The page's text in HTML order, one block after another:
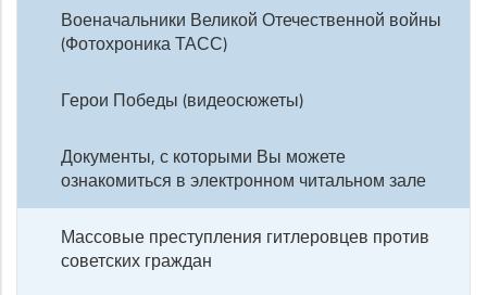
Военачальники Великой Отечественной войны
(Фотохроника ТАСС)
Герои Победы (видеосюжеты)
Документы, с которыми Вы можете
ознакомиться в электронном читальном зале
Массовые преступления гитлеровцев против
советских граждан